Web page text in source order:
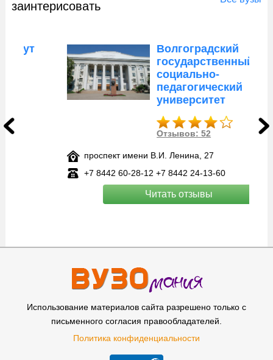
заинтерисовать
Волгоградский
государственный
социально-
педагогический
университет
Отзывов: 52
проспект имени В.И. Ленина, 27
+7 8442 60‑28-12 +7 8442 24‑13-60
Читать отзывы
Использование материалов сайта разрешено только с
письменного согласия правообладателей.
Политика конфиденциальности